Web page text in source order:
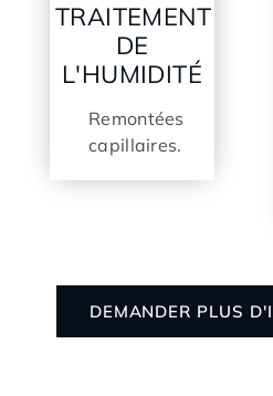
TRAITEMENT
DE
L'HUMIDITÉ
Remontées
capillaires.
DEMANDER PLUS